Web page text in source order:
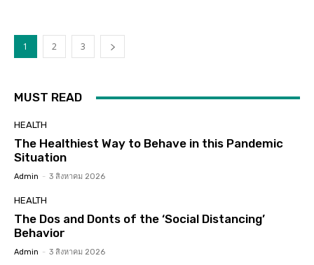
1 2 3
MUST READ
HEALTH
The Healthiest Way to Behave in this Pandemic
Situation
Admin - 3 สิงหาคม 2026
HEALTH
The Dos and Donts of the ‘Social Distancing’
Behavior
Admin - 3 สิงหาคม 2026